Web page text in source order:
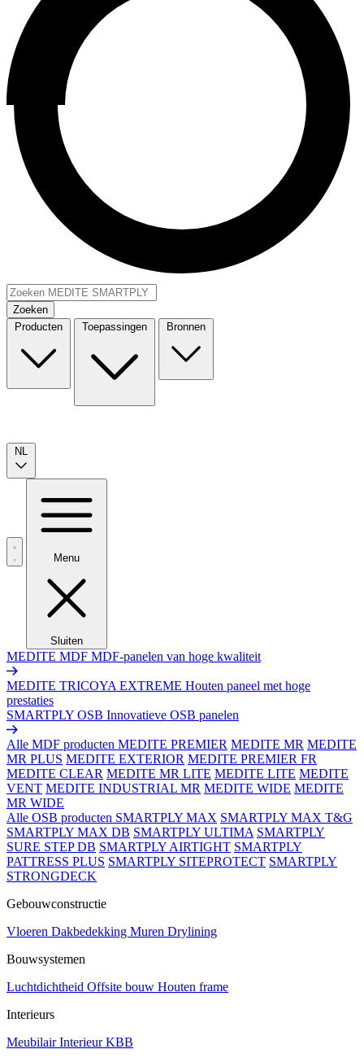
Zoeken
Producten
Toepassingen Bronnen
NL
Menu
Sluiten
MEDITE MDF MDF-panelen van hoge kwaliteit
MEDITE TRICOYA EXTREME Houten paneel met hoge
prestaties
SMARTPLY OSB Innovatieve OSB panelen
Alle MDF producten MEDITE PREMIER MEDITE MR MEDITE
MR PLUS MEDITE EXTERIOR MEDITE PREMIER FR
MEDITE CLEAR MEDITE MR LITE MEDITE LITE MEDITE
VENT MEDITE INDUSTRIAL MR MEDITE WIDE MEDITE
MR WIDE
Alle OSB producten SMARTPLY MAX SMARTPLY MAX T&G
SMARTPLY MAX DB SMARTPLY ULTIMA SMARTPLY
SURE STEP DB SMARTPLY AIRTIGHT SMARTPLY
PATTRESS PLUS SMARTPLY SITEPROTECT SMARTPLY
STRONGDECK
Gebouwconstructie
Vloeren Dakbedekking Muren Drylining
Bouwsystemen
Luchtdichtheid Offsite bouw Houten frame
Interieurs
MeubilairInterieurKBB